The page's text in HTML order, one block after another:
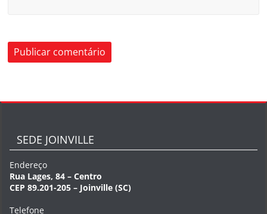
SEDE JOINVILLE
Endereço
Rua Lages, 84 – Centro
CEP 89.201-205 – Joinville (SC)
Telefone